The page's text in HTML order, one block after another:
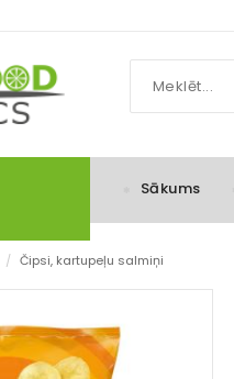
Sākums
/ Čipsi, kartupeļu salmiņi